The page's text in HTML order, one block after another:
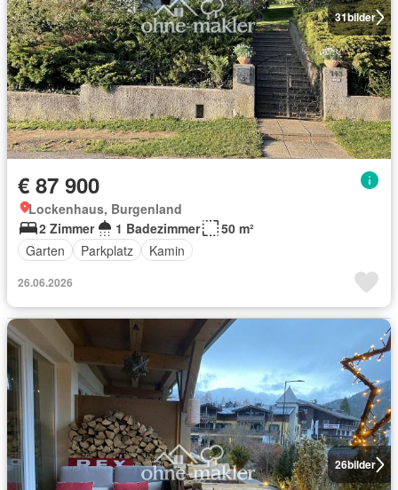
31bilder
€ 87 900
Lockenhaus, Burgenland
2 Zimmer
1 Badezimmer
50 m²
Garten
Parkplatz Kamin
26.06.2026
26bilder